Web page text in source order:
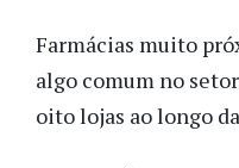
Farmácias muito
algo comum no
oito lojas ao longo